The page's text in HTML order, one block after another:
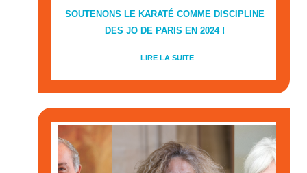
SOUTENONS LE KARATÉ COMME DISCIPLINE
DES JO DE PARIS EN 2024 !
LIRE LA SUITE